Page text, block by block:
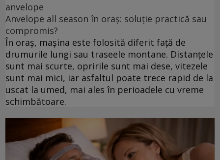
anvelope
Anvelope all season în oraș: soluție practică sau
compromis?
În oraș, mașina este folosită diferit față de
drumurile lungi sau traseele montane. Distanțele
sunt mai scurte, opririle sunt mai dese, vitezele
sunt mai mici, iar asfaltul poate trece rapid de la
uscat la umed, mai ales în perioadele cu vreme
schimbătoare.